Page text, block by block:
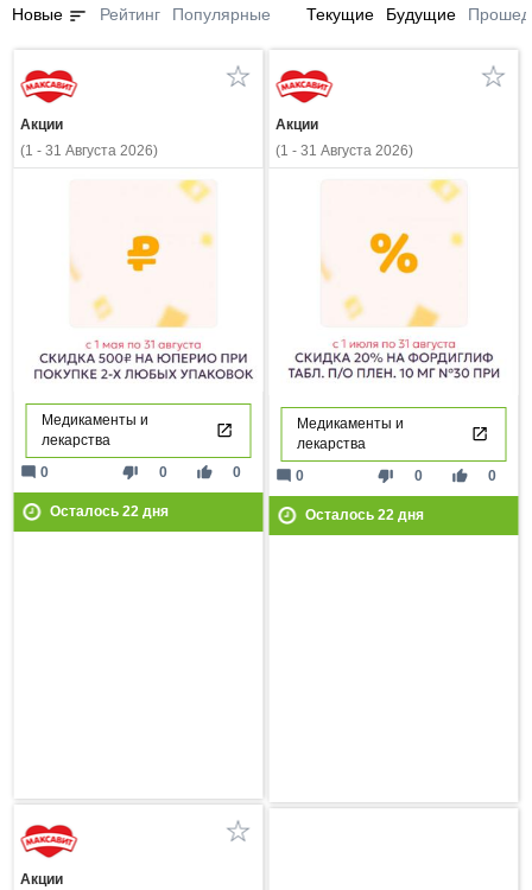
Новые sort Рейтинг Популярные Текущие Будущие
Акции
(1 - 31 Августа 2026)
Медикаменты и
лекарства
thumb_down 0 thumb_up 0
mode_comment 0
Осталось 22дня
Акции
(1 - 31 Августа 2026)
Медикаменты и
лекарства
thumb_down 0 thumb_up 0
mode_comment 0
Осталось 22дня
Акции